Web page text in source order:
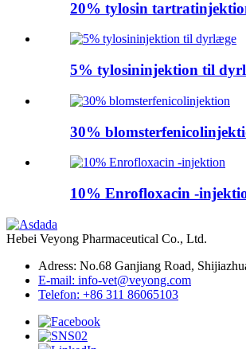
20% tylosin
5% tylosininjektion til
30%
10% Enrofloxacin -
Hebei Veyong Pharmaceutical Co., Ltd.
Adress: No.68 Ganjiang Road,
E-mail: info-vet@veyong.com
Telefon: +86 311 86065103